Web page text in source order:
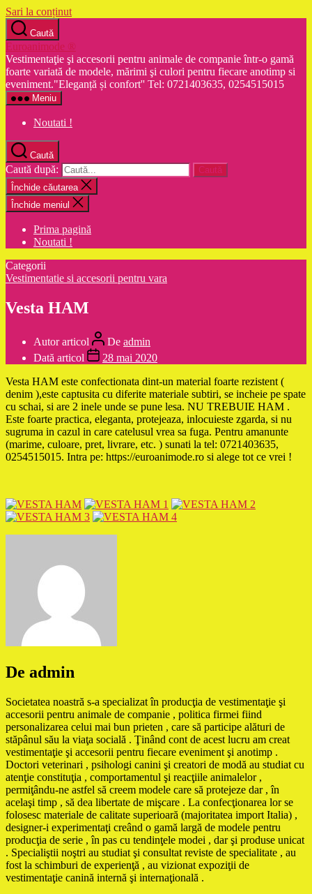
Sari la conținut
Caută
Euroanimode ®
Vestimentaţie şi accesorii pentru animale de companie într-o gamă
foarte variată de modele, mărimi şi culori pentru fiecare anotimp si
eveniment."Eleganță și confort'' Tel: 0721403635, 0254515015
Meniu
Noutati !
Caută
Caută după:
Închide căutarea
Închide meniul
Prima pagină
Noutati !
Categorii
Vestimentatie si accesorii pentru vara
Vesta HAM
Autor articol De admin
Dată articol
28 mai 2020
Vesta HAM este confectionata dint-un material foarte rezistent (
denim ),este captusita cu diferite materiale subtiri, se incheie pe spate
cu schai, si are 2 inele unde se pune lesa. NU TREBUIE HAM .
Este foarte practica, eleganta, protejeaza, inlocuieste zgarda, si nu
sugruma in cazul in care catelusul vrea sa fuga. Pentru amanunte
(marime, culoare, pret, livrare, etc. ) sunati la tel: 0721403635,
0254515015. Intra pe: https://euroanimode.ro si alege tot ce vrei !
De admin
Societatea noastră s-a specializat în producţia de vestimentaţie şi
accesorii pentru animale de companie , politica firmei fiind
personalizarea celui mai bun prieten , care să participe alături de
stăpânul său la viaţa socială . Ţinând cont de acest lucru am creat
vestimentaţie şi accesorii pentru fiecare eveniment şi anotimp .
Doctori veterinari , psihologi canini şi creatori de modă au studiat cu
atenţie constituţia , comportamentul şi reacţiile animalelor ,
permiţându-ne astfel să creem modele care să protejeze dar , în
acelaşi timp , să dea libertate de mişcare . La confecţionarea lor se
folosesc materiale de calitate superioară (majoritatea import Italia) ,
designer-i experimentaţi creând o gamă largă de modele pentru
producţia de serie , în pas cu tendinţele modei , dar şi produse unicat
. Specialiştii noştri au studiat şi consultat reviste de specialitate , au
fost la schimburi de experienţă , au vizionat expoziţii de
vestimentaţie canină internă şi internaţională .